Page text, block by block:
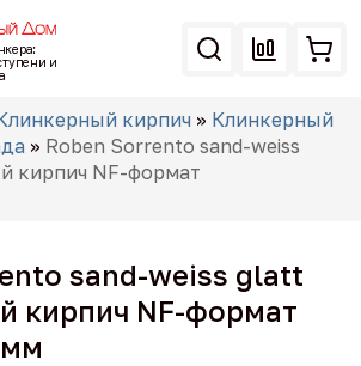
и
кирпич » Клинкерный
» Roben Sorrento sand-weiss
кирпич NF-формат
sand-weiss glatt
кирпич NF-формат